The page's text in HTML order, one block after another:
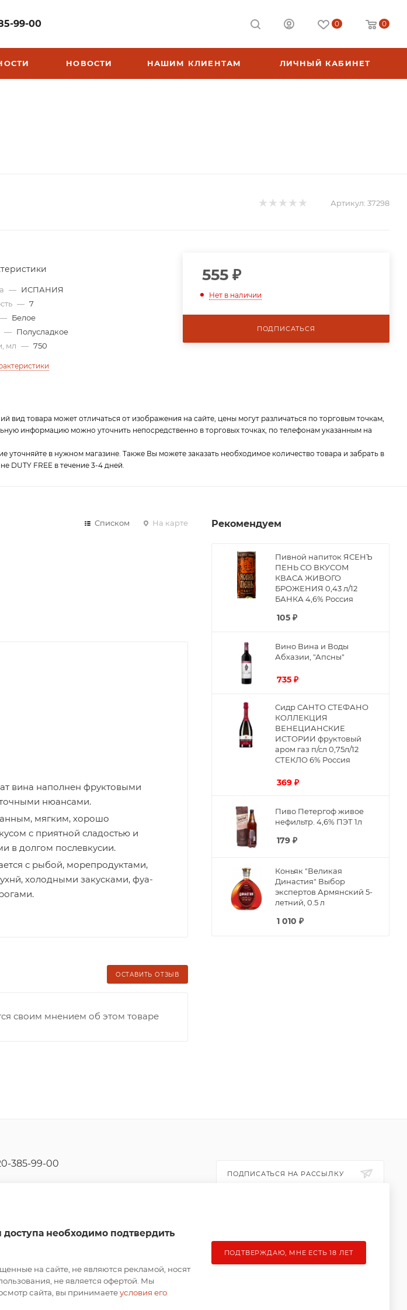
99-00 0 0
НОВОСТИ НАШИМ КЛИЕНТАМ ЛИЧНЫЙ КАБИНЕТ
Артикул: 37298
— ИСПАНИЯ
— 7
— Белое
— Полусладкое
мл — 750
555₽
Нет в наличии
ПОДПИСАТЬСЯ
вид товара может отличаться от изображения на сайте, цены могут различаться по торговым точкам,
информацию можно уточнить непосредственно в торговых точках, по телефонам указанным на
уточняйте в нужном магазине. Также Вы можете заказать необходимое количество товара и забрать в
DUTY FREE в течение 3-4 дней.
Списком На карте
вина наполнен фруктовыми
нюансами.
мягким, хорошо
с приятной сладостью и
в долгом послевкусии.
с рыбой, морепродуктами,
холодными закусками, фуа-
ОСТАВИТЬ ОТЗЫВ
своим мнением об этом товаре
Рекомендуем
Пивной напиток ЯСЕНЪ
ПЕНЬ СО ВКУСОМ
КВАСА ЖИВОГО
БРОЖЕНИЯ 0,43 л/12
БАНКА 4,6% Россия
105 ₽
Вино Вина и Воды
Абхазии, "Апсны"
735 ₽
Сидр САНТО СТЕФАНО
КОЛЛЕКЦИЯ
ВЕНЕЦИАНСКИЕ
ИСТОРИИ фруктовый
аром газ п/сл 0,75л/12
СТЕКЛО 6% Россия
369 ₽
Пиво Петергоф живое
нефильтр. 4,6% ПЭТ 1л
179 ₽
Коньяк "Великая
Династия" Выбор
экспертов Армянский 5-
летний, 0.5 л
1 010 ₽
385-99-00
ПОДПИСАТЬСЯ НА РАССЫЛКУ
доступа необходимо подтвердить
на сайте, не являются рекламой, носят
не является офертой. Мы
сайта, вы принимаетеусловия его
ПОДТВЕРЖДАЮ, МНЕ ЕСТЬ 18 ЛЕТ